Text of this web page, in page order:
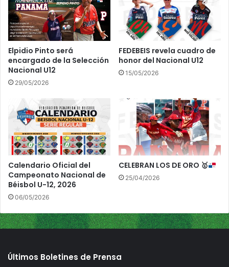
a
U
1
8
e
n
p
i
m
r
l
e
t
a
d
a
Elpidio Pinto será
encargado de la Selección
Nacional U12
29/05/2026
FEDEBEIS revela cuadro de
honor del Nacional U12
15/05/2026
Calendario Oficial del
Campeonato Nacional de
Béisbol U-12, 2026
06/05/2026
CELEBRAN LOS DE ORO 🥇
25/04/2026
Últimos Boletines de Prensa